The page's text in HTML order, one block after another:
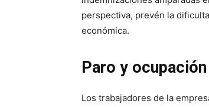
perspectiva, prevén la
económica.
Paro y ocupación
Los trabajadores de la